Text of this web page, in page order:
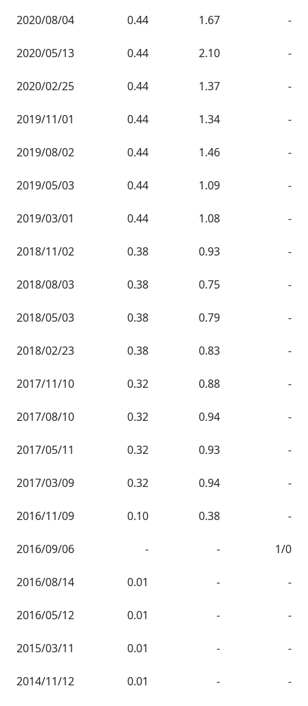
2020/08/04 0.44 1.67 -
2020/05/13 0.44 2.10 -
2020/02/25 0.44 1.37 -
2019/11/01 0.44 1.34 -
2019/08/02 0.44 1.46 -
2019/05/03 0.44 1.09 -
2019/03/01 0.44 1.08 -
2018/11/02 0.38 0.93 -
2018/08/03 0.38 0.75 -
2018/05/03 0.38 0.79 -
2018/02/23 0.38 0.83 -
2017/11/10 0.32 0.88 -
2017/08/10 0.32 0.94 -
2017/05/11 0.32 0.93 -
2017/03/09 0.32 0.94 -
2016/11/09 0.10 0.38 -
2016/09/06 - - 1/0
2016/08/14 0.01 - -
2016/05/12 0.01 - -
2015/03/11 0.01 - -
2014/11/12 0.01 - -